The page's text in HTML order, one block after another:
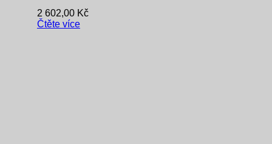
2 602,00 Kč
Čtěte více